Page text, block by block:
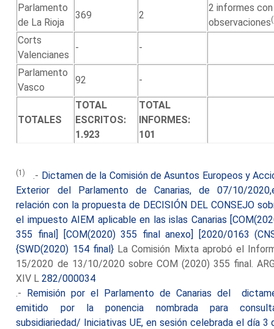
Parlamento
de La Rioja
369 2
2 informes con
observaciones
Corts
Valencianes
- -
Parlamento
Vasco
92 -
TOTALES
TOTAL
ESCRITOS:
1.923
TOTAL
INFORMES:
101
(1) .- Dictamen de la Comisión de Asuntos Europeos y
Exterior del Parlamento de Canarias, de 07/10/
relación con la propuesta de DECISIÓN DEL CONSEJO
el impuesto AIEM aplicable en las islas Canarias
355 final] [COM(2020) 355 final anexo] [2020/0163
{SWD(2020) 154 final}La Comisión Mixta aprobó el
15/2020 de 13/10/2020 sobre COM (2020) 355 final.
XIV L282/000034
.- Remisión por el Parlamento de Canarias del
emitido por la ponencia nombrada para
subsidiariedad/ Iniciativas UE, en sesión celebrada el día 3